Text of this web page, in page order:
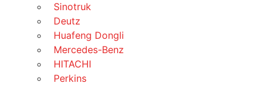
Sinotruk
Deutz
Huafeng Dongli
Mercedes-Benz
HITACHI
Perkins